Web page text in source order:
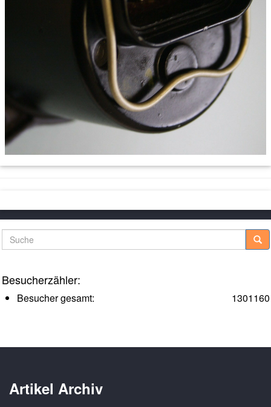
Suche
Besucherzähler:
1301160
Besucher gesamt:
Artikel Archiv